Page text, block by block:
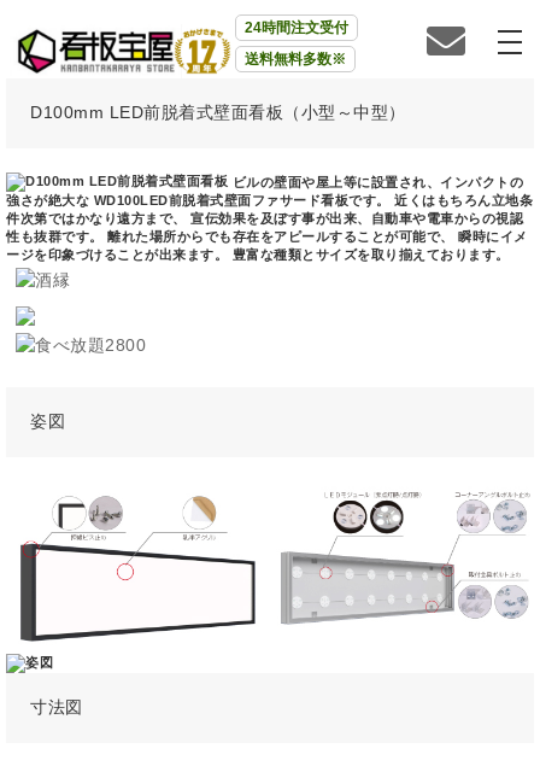
24時間注文受付
送料無料多数※
D100mm LED前脱着式壁面看板（小型～中型）
ビルの壁面や屋上等に設置され、インパクトの
強さが絶大な WD100LED前脱着式壁面ファサード看板です。 近くはもちろん立地条
件次第ではかなり遠方まで、 宣伝効果を及ぼす事が出来、自動車や電車からの視認
性も抜群です。 離れた場所からでも存在をアピールすることが可能で、 瞬時にイメ
ージを印象づけることが出来ます。 豊富な種類とサイズを取り揃えております。
姿図
寸法図